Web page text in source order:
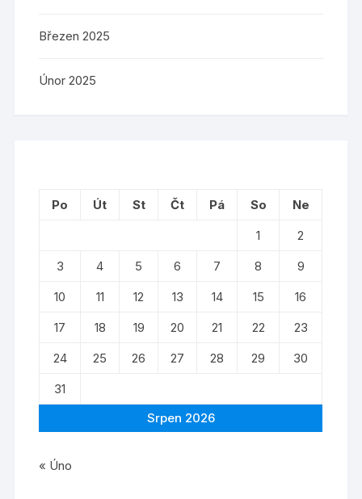
Březen 2025
Únor 2025
Srpen 2026
Po Út St Čt Pá So
Ne
1
2
3
4 5 6 7 8
9
10
11 12 13 14 15
16
17
18 19 20 21 22
23
24
25 26 27 28 29
30
31
« Úno